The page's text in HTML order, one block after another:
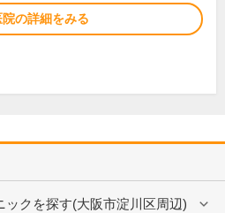
院の詳細をみる
ックを探す(大阪市淀川区周辺)